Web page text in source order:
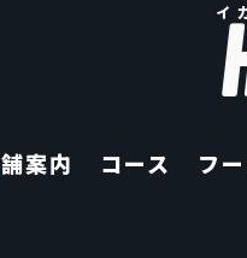
イ
案内 コース フ